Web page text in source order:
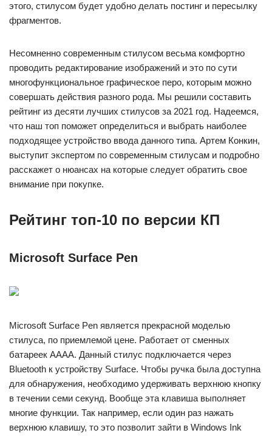
этого, стилусом будет удобно делать постинг и пересылку
фрагментов.
Несомненно современным стилусом весьма комфортно
проводить редактирование изображений и это по сути
многофункциональное графическое перо, которым можно
совершать действия разного рода. Мы решили составить
рейтинг из десяти лучших стилусов за 2021 год. Надеемся,
что наш топ поможет определиться и выбрать наиболее
подходящее устройство ввода данного типа. Артем Конкин,
выступит экспертом по современным стилусам и подробно
расскажет о нюансах на которые следует обратить свое
внимание при покупке.
Рейтинг топ-10 по версии КП
Microsoft Surface Pen
Microsoft Surface Pen является прекрасной моделью
стилуса, по приемлемой цене. Работает от сменных
батареек АААА. Данный стилус подключается через
Bluetooth к устройству Surface. Чтобы ручка была доступна
для обнаружения, необходимо удерживать верхнюю кнопку
в течении семи секунд. Вообще эта клавиша выполняет
многие функции. Так например, если один раз нажать
верхнюю клавишу, то это позволит зайти в Windows Ink